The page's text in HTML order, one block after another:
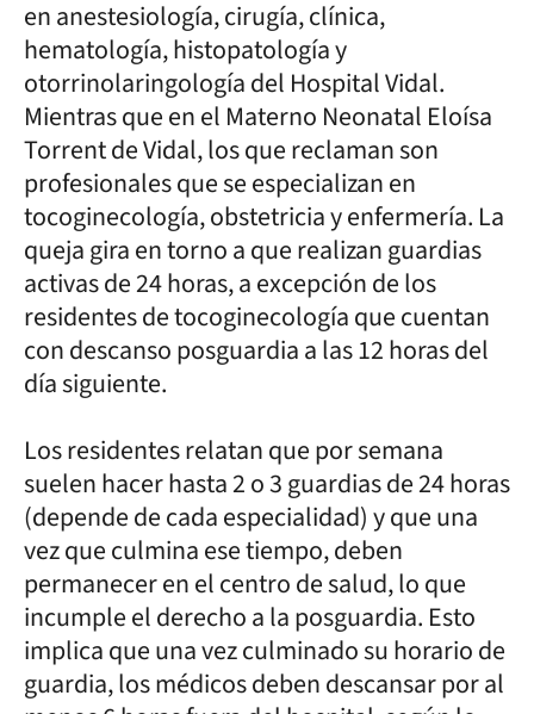
en anestesiología, cirugía, clínica,
hematología, histopatología y
otorrinolaringología del Hospital Vidal.
Mientras que en el Materno Neonatal Eloísa
Torrent de Vidal, los que reclaman son
profesionales que se especializan en
tocoginecología, obstetricia y enfermería. La
queja gira en torno a que realizan guardias
activas de 24 horas, a excepción de los
residentes de tocoginecología que cuentan
con descanso posguardia a las 12 horas del
día siguiente.
Los residentes relatan que por semana
suelen hacer hasta 2 o 3 guardias de 24 horas
(depende de cada especialidad) y que una
vez que culmina ese tiempo, deben
permanecer en el centro de salud, lo que
incumple el derecho a la posguardia. Esto
implica que una vez culminado su horario de
guardia, los médicos deben descansar por al